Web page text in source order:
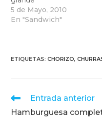
5 de Mayo, 2010
En "Sandwich"
ETIQUETAS:CHORIZO,
Leer
artículos
Entrada anterior
Hamburguesa